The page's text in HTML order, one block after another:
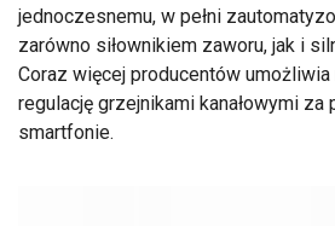
jednoczesnemu, w pełni
zarówno siłownikiem zaworu, jak i
Coraz więcej producentów
regulację grzejnikami kanałowymi za
smartfonie.